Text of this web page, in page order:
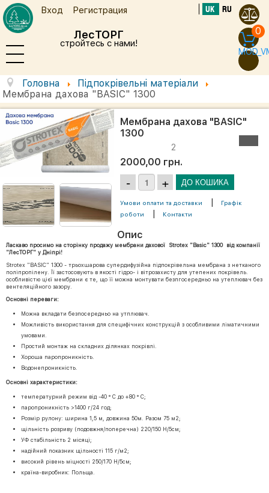
ЛесТОРГ
стройтесь с нами!
Вход Регистрация UK RU
0
Головна
Підпокрівельні матеріали
Мембрана дахова "BASIC" 1300
Мембрана дахова "BASIC"
1300
2
2000,00 грн.
Умови оплати та доставки |
Графік
роботи
| Контакти
Опис
Ласкаво просимо на сторінку продажу мембрани дахової Strotex "Basic" 1300 від компанії
"ЛесТОРГ" у Дніпрі!
Strotex "BASIC" 1300 - трьохшарова супердифузійна підпокрівельна мембрана з нетканого
поліпропілену. Її застосовують в якості гідро- і вітрозахисту для утепених покрівель.
особливістю цієї мембрани є те, що її можна монтувати безпгосередньо на утеплювач без
вентеляційного зазору.
Основні переваги:
Можна вкладати безпосередньо на утплювач.
Можливість використання для специфічних конструкцій з особливими ліматичними
умовами.
Простий монтаж на складних ділянках покрівлі.
Хороша паропроникність.
Водонепроникність.
Основні характеристики:
температурний режим від -40 ° С до +80 ° С;
паропроникність >1400 г/24 год;
Розмір рулону: ширина 1,5 м, довжина 50м. Разом 75 м2;
щільність розриву (подовжня/поперечна) 220/150 Н/5см;
УФ стабільність 2 місяці;
надійний показник щільності 115 г/м2;
високий рівень міцності 250/170 Н/5см;
країна-виробник: Польща.